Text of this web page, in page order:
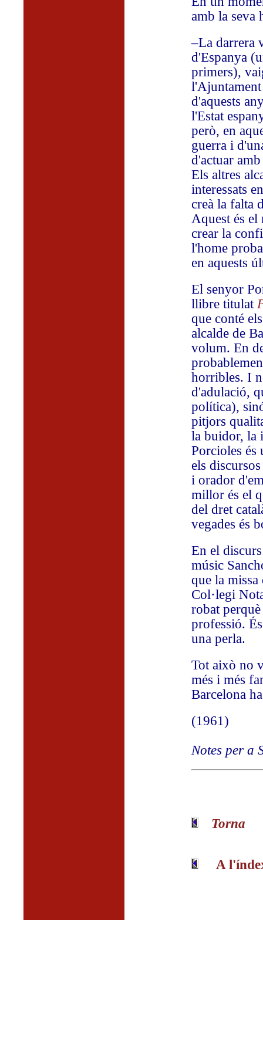
amb la seva
–La darrera
d'Espanya
primers),
l'Ajuntament
d'aquests
l'Estat
però, en
guerra i
d'actuar
Els altres
interessats
creà la falta
Aquest és
crear la
l'home
en aquests
El senyor
llibre titulat
que conté
alcalde de
volum. En
horribles. I
d'adulació,
política),
pitjors
la buidor, la
Porcioles és
els
i orador
millor és el
del dret
vegades és
En el
músic
que la
Col·legi
robat
professió.
una perla.
Tot això no
més i més
Barcelona
(1961)
Notes per a
Torna
A